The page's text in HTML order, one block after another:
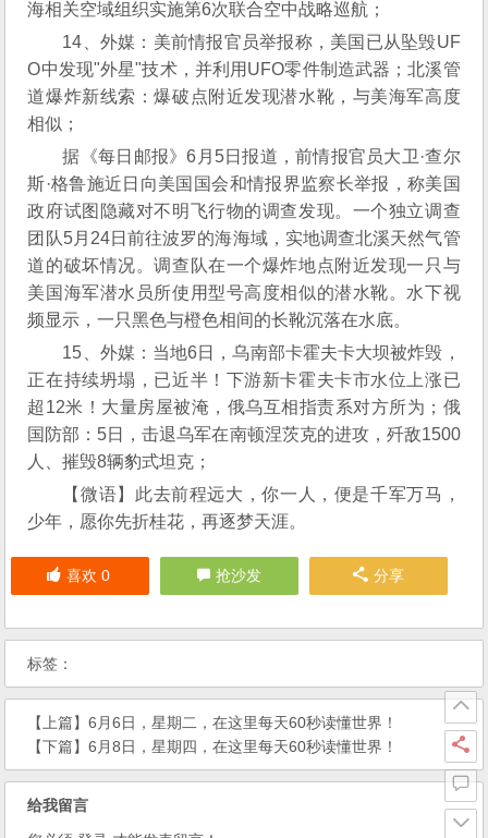
海相关空域组织实施第6次联合空中战略巡航；
14、外媒：美前情报官员举报称，美国已从坠毁UF
O中发现"外星"技术，并利用UFO零件制造武器；北溪管
道爆炸新线索：爆破点附近发现潜水靴，与美海军高度
相似；
据《每日邮报》6月5日报道，前情报官员大卫·查尔
斯·格鲁施近日向美国国会和情报界监察长举报，称美国
政府试图隐藏对不明飞行物的调查发现。一个独立调查
团队5月24日前往波罗的海海域，实地调查北溪天然气管
道的破坏情况。调查队在一个爆炸地点附近发现一只与
美国海军潜水员所使用型号高度相似的潜水靴。水下视
频显示，一只黑色与橙色相间的长靴沉落在水底。
15、外媒：当地6日，乌南部卡霍夫卡大坝被炸毁，
正在持续坍塌，已近半！下游新卡霍夫卡市水位上涨已
超12米！大量房屋被淹，俄乌互相指责系对方所为；俄
国防部：5日，击退乌军在南顿涅茨克的进攻，歼敌1500
人、摧毁8辆豹式坦克；
【微语】此去前程远大，你一人，便是千军万马，
少年，愿你先折桂花，再逐梦天涯。
喜欢 0 抢沙发 分享
标签：
【上篇】6月6日，星期二，在这里每天60秒读懂世界！
【下篇】6月8日，星期四，在这里每天60秒读懂世界！
给我留言